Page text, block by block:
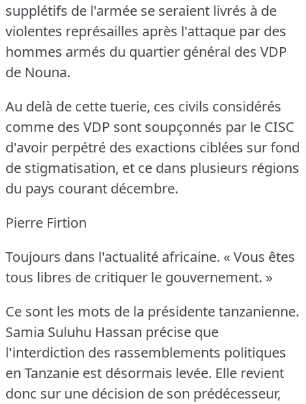
supplétifs de l'armée se seraient livrés à de
violentes représailles après l'attaque par des
hommes armés du quartier général des VDP
de Nouna.
Au delà de cette tuerie, ces civils considérés
comme des VDP sont soupçonnés par le CISC
d'avoir perpétré des exactions ciblées sur fond
de stigmatisation, et ce dans plusieurs régions
du pays courant décembre.
Pierre Firtion
Toujours dans l'actualité africaine. « Vous êtes
tous libres de critiquer le gouvernement. »
Ce sont les mots de la présidente tanzanienne.
Samia Suluhu Hassan précise que
l'interdiction des rassemblements politiques
en Tanzanie est désormais levée. Elle revient
donc sur une décision de son prédécesseur,